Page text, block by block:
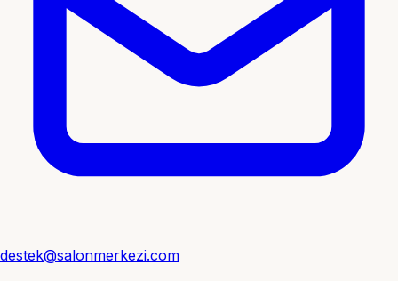
destek@salonmerkezi.com